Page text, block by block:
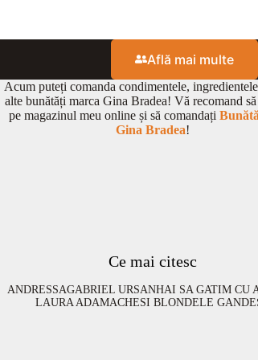
Află mai multe
Acum puteți comanda condimentele,
alte bunătăți marca Gina Bradea! Vă recomand
pe magazinul meu online și să comandați
Gina Bradea!
Ce mai citesc
ANDRESSAGABRIEL URSANHAI SA GATIM CU
LAURA ADAMACHESI BLONDELE